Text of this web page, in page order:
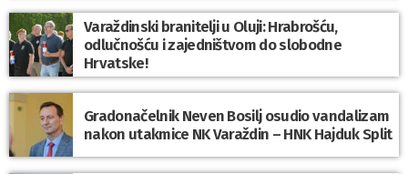
Varaždinski branitelji u Oluji: Hrabrošću,
odlučnošću i zajedništvom do slobodne
Hrvatske!
Gradonačelnik Neven Bosilj osudio vandalizam
nakon utakmice NK Varaždin – HNK Hajduk Split